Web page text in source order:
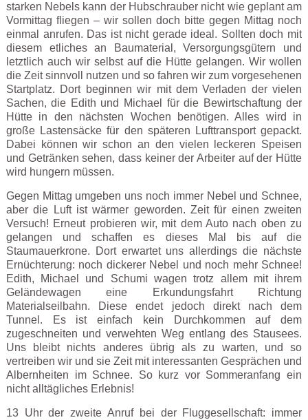
starken Nebels kann der Hubschrauber nicht wie geplant am
Vormittag fliegen – wir sollen doch bitte gegen Mittag noch
einmal anrufen. Das ist nicht gerade ideal. Sollten doch mit
diesem etliches an Baumaterial, Versorgungsgütern und
letztlich auch wir selbst auf die Hütte gelangen. Wir wollen
die Zeit sinnvoll nutzen und so fahren wir zum vorgesehenen
Startplatz. Dort beginnen wir mit dem Verladen der vielen
Sachen, die Edith und Michael für die Bewirtschaftung der
Hütte in den nächsten Wochen benötigen. Alles wird in
große Lastensäcke für den späteren Lufttransport gepackt.
Dabei können wir schon an den vielen leckeren Speisen
und Getränken sehen, dass keiner der Arbeiter auf der Hütte
wird hungern müssen.
Gegen Mittag umgeben uns noch immer Nebel und Schnee,
aber die Luft ist wärmer geworden. Zeit für einen zweiten
Versuch! Erneut probieren wir, mit dem Auto nach oben zu
gelangen und schaffen es dieses Mal bis auf die
Staumauerkrone. Dort erwartet uns allerdings die nächste
Ernüchterung: noch dickerer Nebel und noch mehr Schnee!
Edith, Michael und Schumi wagen trotz allem mit ihrem
Geländewagen eine Erkundungsfahrt Richtung
Materialseilbahn. Diese endet jedoch direkt nach dem
Tunnel. Es ist einfach kein Durchkommen auf dem
zugeschneiten und verwehten Weg entlang des Stausees.
Uns bleibt nichts anderes übrig als zu warten, und so
vertreiben wir und sie Zeit mit interessanten Gesprächen und
Albernheiten im Schnee. So kurz vor Sommeranfang ein
nicht alltägliches Erlebnis!
13 Uhr der zweite Anruf bei der Fluggesellschaft: immer